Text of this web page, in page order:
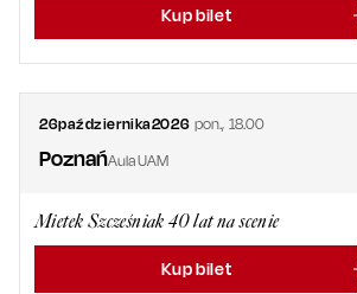
Kup bilet
26października2026 pon.,18.00
PoznańAula UAM
Mietek Szcześniak 40 lat na scenie
Kup bilet